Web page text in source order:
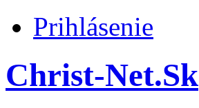
Prihlásenie
Christ-Net.Sk